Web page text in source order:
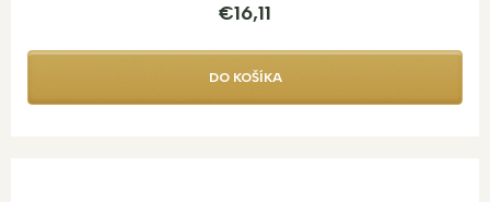
€16,11
DO KOŠÍKA